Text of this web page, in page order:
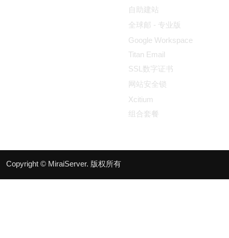
自助建站
全球邮 - 专业版
Google Workspace
Titan Email
SSL数字证书
网站安全锁
Xcitium
组合套餐
Copyright © MiraiServer. 版权所有